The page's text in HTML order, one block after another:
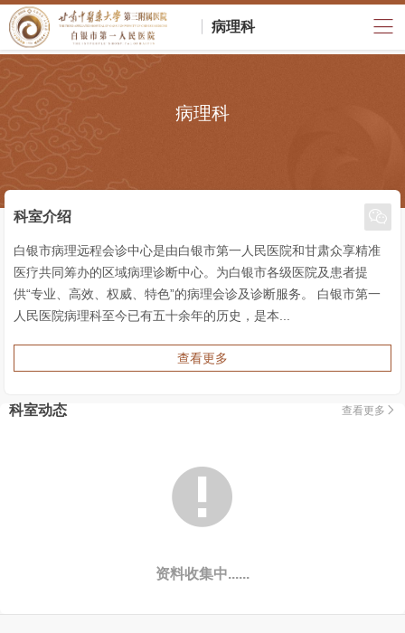
病理科
病理科
科室介绍 
白银市病理远程会诊中心是由白银市第一人民医院和甘肃众享精准
医疗共同筹办的区域病理诊断中心。为白银市各级医院及患者提
供“专业、高效、权威、特色”的病理会诊及诊断服务。 白银市第一
人民医院病理科至今已有五十余年的历史，是本...
查看更多
科室动态 查看更多 

资料收集中......